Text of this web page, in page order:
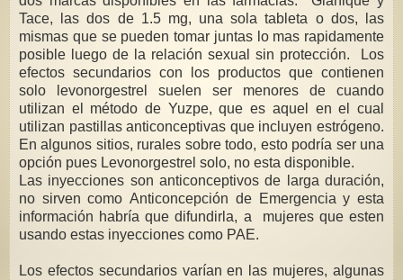
Tace, las dos de 1.5 mg, una sola tableta o dos, las
mismas que se pueden tomar juntas lo mas rapidamente
posible luego de la relación sexual sin protección. Los
efectos secundarios con los productos que contienen
solo levonorgestrel suelen ser menores de cuando
utilizan el método de Yuzpe, que es aquel en el cual
utilizan pastillas anticonceptivas que incluyen estrógeno.
En algunos sitios, rurales sobre todo, esto podría ser una
opción pues Levonorgestrel solo, no esta disponible.
Las inyecciones son anticonceptivos de larga duración,
no sirven como Anticoncepción de Emergencia y esta
información habría que difundirla, a mujeres que esten
usando estas inyecciones como PAE.
Los efectos secundarios varían en las mujeres, algunas